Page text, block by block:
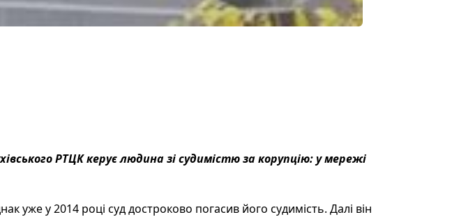
РТЦК керує людина зі судимістю за корупцію: у мережі
уже у 2014 році суд достроково погасив його судимість. Далі він